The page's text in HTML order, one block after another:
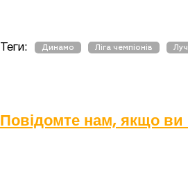
Теги: Динамо Ліга чемпіонів
Повідомте нам, якщо